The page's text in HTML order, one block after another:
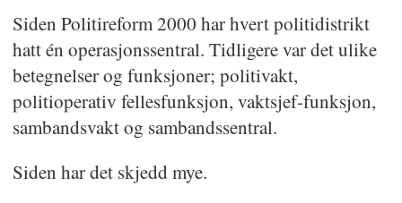
Siden Politireform 2000 har hvert politidistrikt
hatt én operasjonssentral. Tidligere var det ulike
betegnelser og funksjoner; politivakt,
politioperativ fellesfunksjon, vaktsjef-funksjon,
sambandsvakt og sambandssentral.
Siden har det skjedd mye.